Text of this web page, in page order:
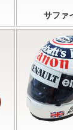
サファ